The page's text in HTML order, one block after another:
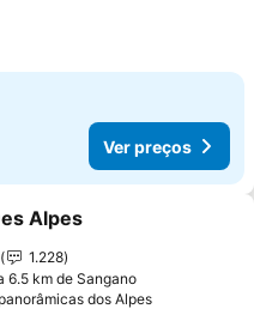
Ver preços
aos favoritos
Alpes
1.228
6.5 km de Sangano
dos AlpesVer preços